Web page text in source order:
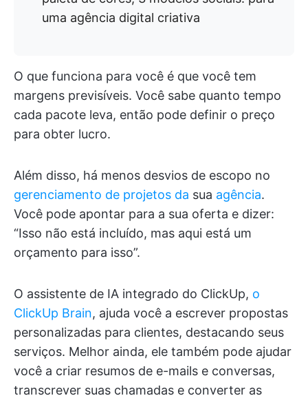
uma agência digital criativa
O que funciona para você é que você tem
margens previsíveis. Você sabe quanto tempo
cada pacote leva, então pode definir o preço
para obter lucro.
Além disso, há menos desvios de escopo no
gerenciamento de projetos da sua agência.
Você pode apontar para a sua oferta e dizer:
“Isso não está incluído, mas aqui está um
orçamento para isso”.
O assistente de IA integrado do ClickUp, o
ClickUp Brain, ajuda você a escrever propostas
personalizadas para clientes, destacando seus
serviços. Melhor ainda, ele também pode ajudar
você a criar resumos de e-mails e conversas,
transcrever suas chamadas e converter as